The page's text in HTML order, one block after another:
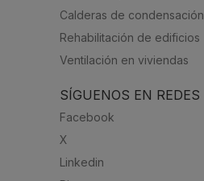
Calderas de condensación
Rehabilitación de edificios
Ventilación en viviendas
SÍGUENOS EN REDES
Facebook
X
Linkedin